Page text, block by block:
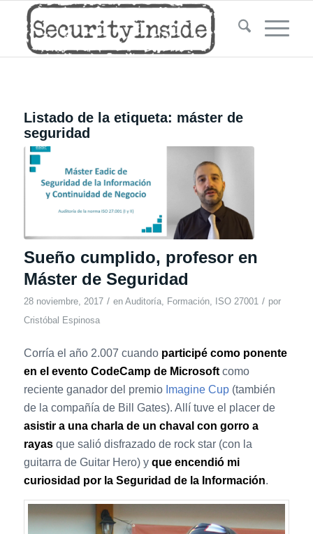
Listado de la etiqueta: máster de
seguridad
Sueño cumplido, profesor en
Máster de Seguridad
28 noviembre, 2017 / en Auditoría, Formación, ISO 27001 / por
Cristóbal Espinosa
Corría el año 2.007 cuandoparticipé como ponente
en el evento CodeCamp de Microsoftcomo
reciente ganador del premio Imagine Cup(también
de la compañía de Bill Gates). Allí tuve el placer de
asistir a una charla de un chaval con gorro a
rayasque salió disfrazado de rock star (con la
guitarra de Guitar Hero) y que encendió mi
curiosidad por la Seguridad de la Información.